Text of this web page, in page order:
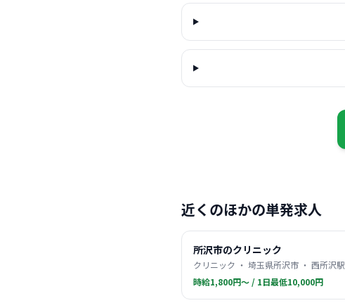
近くのほかの単発求人
所沢市のクリニック
クリニック ・ 埼玉県所沢市 ・ 西所沢駅
時給1,800円〜 / 1日最低10,000円